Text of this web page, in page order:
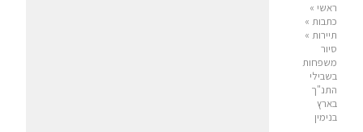
ראשי »
כתבות »
תיירות »
סיור
משפחות
בשבילי
התנ"ך
בארץ
בנימין